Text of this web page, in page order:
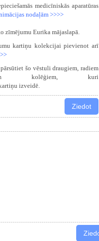
medicīniskās aparatūras
nodaļām >>>>
zīmējumu Eurika mājaslapā.
kartiņu kolekcijai pievienot arī
šo vēstuli draugiem, radiem
kolēģiem, kuri
izveidē.